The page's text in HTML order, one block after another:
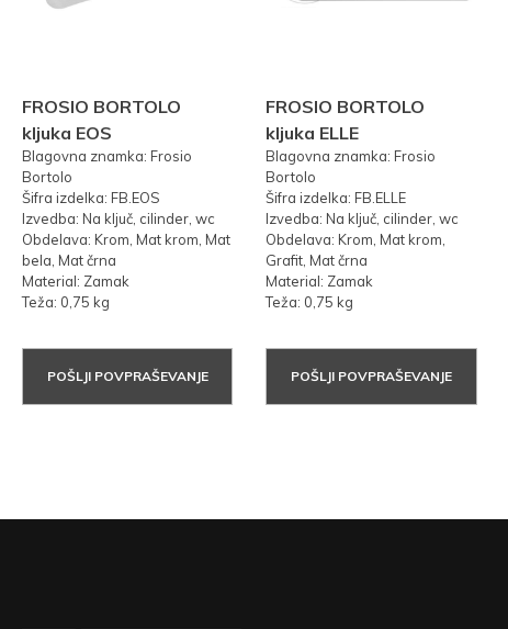
FROSIO BORTOLO
kljuka EOS
Blagovna znamka: Frosio
Bortolo
Šifra izdelka: FB.EOS
Izvedba: Na ključ, cilinder, wc
Obdelava: Krom, Mat krom, Mat
bela, Mat črna
Material: Zamak
Teža: 0,75 kg
POŠLJI POVPRAŠEVANJE
FROSIO BORTOLO
kljuka ELLE
Blagovna znamka: Frosio
Bortolo
Šifra izdelka: FB.ELLE
Izvedba: Na ključ, cilinder, wc
Obdelava: Krom, Mat krom,
Grafit, Mat črna
Material: Zamak
Teža: 0,75 kg
POŠLJI POVPRAŠEVANJE